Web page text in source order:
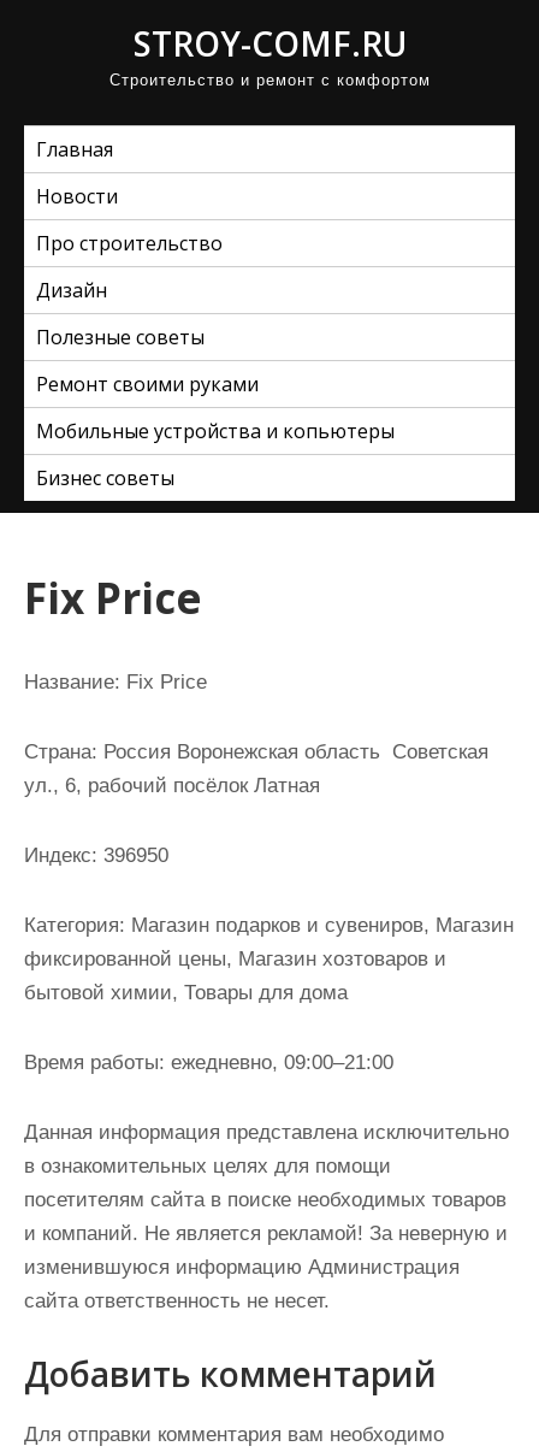
STROY-COMF.RU
Строительство и ремонт с комфортом
Главная
Новости
Про строительство
Дизайн
Полезные советы
Ремонт своими руками
Мобильные устройства и копьютеры
Бизнес советы
Fix Price
Название: Fix Price
Страна: Россия Воронежская область Советская
ул., 6, рабочий посёлок Латная
Индекс: 396950
Категория: Магазин подарков и сувениров, Магазин
фиксированной цены, Магазин хозтоваров и
бытовой химии, Товары для дома
Время работы: ежедневно, 09:00–21:00
Данная информация представлена исключительно
в ознакомительных целях для помощи
посетителям сайта в поиске необходимых товаров
и компаний. Не является рекламой! За неверную и
изменившуюся информацию Администрация
сайта ответственность не несет.
Добавить комментарий
Для отправки комментария вам необходимо